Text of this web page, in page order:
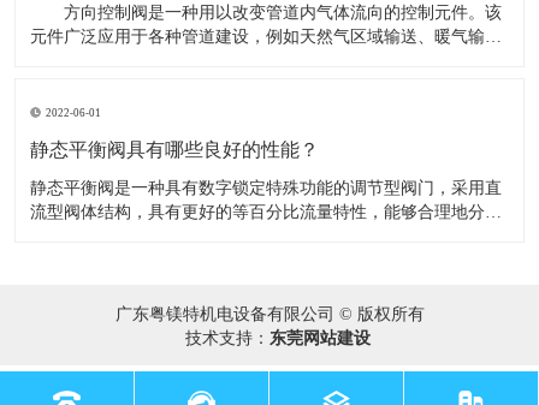
​ 方向控制阀是一种用以改变管道内气体流向的控制元件。该
元件广泛应用于各种管道建设，例如天然气区域输送、暖气输
需要将方向控制阀分成若干类别： （1）按照气体在管道的
2022-06-01
静态平衡阀具有哪些良好的性能？
​静态平衡阀是一种具有数字锁定特殊功能的调节型阀门，采用直
流型阀体结构，具有更好的等百分比流量特性，能够合理地分配
能；2、优秀的截止广东粤镁特机电设备有限公司 © 版权所有
技术支持： 东莞网站建设